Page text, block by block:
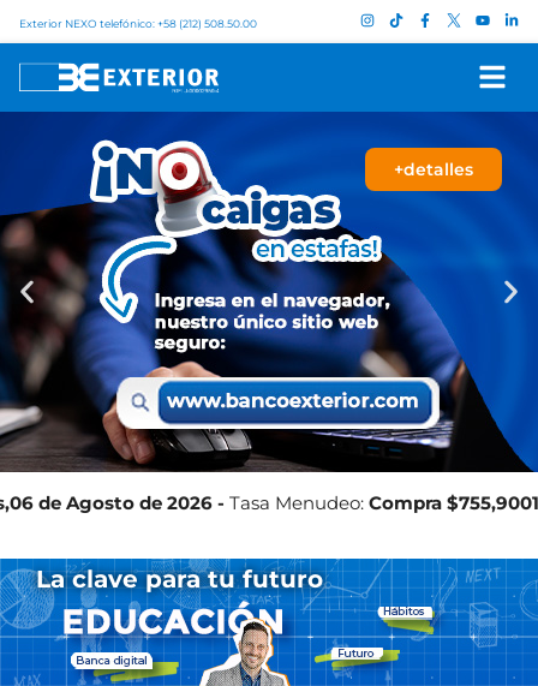
Exterior NEXO telefónico: +58 (212) 508.50.00
+detalles
de 2026 - Tasa Menudeo:Compra $755,9001- Venta$
La clave para tu futuro